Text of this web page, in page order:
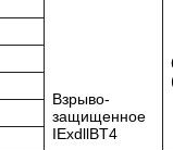
Взрыво-
защищенное
IExdllBT4